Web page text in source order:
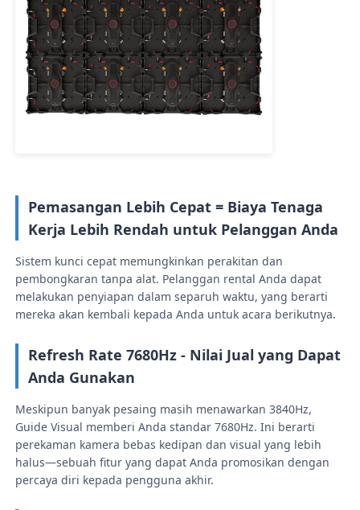
Minta Penawaran Harga
Tampilan Dinding Video LED
Dinding video LED COB
Tampilan LED transparan
Papan Tampilan LED Luar
Pemasangan Lebih Cepat = Biaya Tenaga
Kerja Lebih Rendah untuk Pelanggan Anda
Sistem kunci cepat memungkinkan perakitan dan
pembongkaran tanpa alat. Pelanggan rental Anda dapat
melakukan penyiapan dalam separuh waktu, yang berarti
mereka akan kembali kepada Anda untuk acara berikutnya.
Refresh Rate 7680Hz - Nilai Jual yang Dapat
Anda Gunakan
Meskipun banyak pesaing masih menawarkan 3840Hz,
Guide Visual memberi Anda standar 7680Hz. Ini berarti
perekaman kamera bebas kedipan dan visual yang lebih
halus—sebuah fitur yang dapat Anda promosikan dengan
percaya diri kepada pengguna akhir.